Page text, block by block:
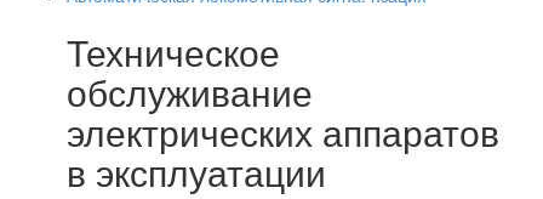
Техническое
обслуживание
электрических аппаратов
в эксплуатации